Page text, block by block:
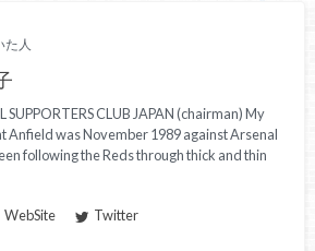
た人
SUPPORTERS CLUB JAPAN (chairman) My
Anfield was November 1989 against Arsenal
following the Reds through thick and thin
WebSite Twitter